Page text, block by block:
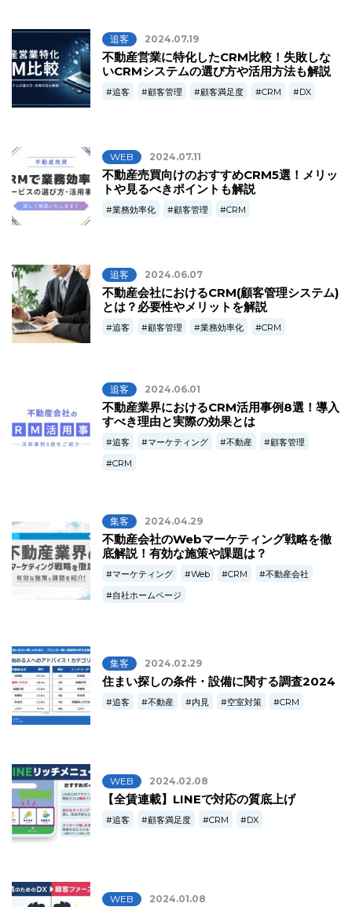
追客 2024.07.19
不動産営業に特化したCRM比較！失敗しな
いCRMシステムの選び方や活用方法も解説
追客 顧客管理 顧客満足度 CRM DX
WEB 2024.07.11
不動産売買向けのおすすめCRM5選！メリッ
トや見るべきポイントも解説
業務効率化 顧客管理 CRM
追客 2024.06.07
不動産会社におけるCRM(顧客管理システム)
とは？必要性やメリットを解説
追客 顧客管理 業務効率化 CRM
追客 2024.06.01
不動産業界におけるCRM活用事例8選！導入
すべき理由と実際の効果とは
追客 マーケティング 不動産
顧客管理
CRM
集客 2024.04.29
不動産会社のWebマーケティング戦略を徹
底解説！有効な施策や課題は？
マーケティング Web CRM
不動産会社
自社ホームページ
集客 2024.02.29
住まい探しの条件・設備に関する調査2024
追客 不動産 内見 空室対策 CRM
WEB 2024.02.08
【全賃連載】LINEで対応の質底上げ
追客 顧客満足度 CRM DX
WEB 2024.01.08